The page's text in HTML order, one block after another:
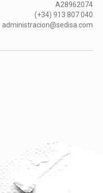
A28962074
(+34) 913 807 040
administracion@sedisa.com